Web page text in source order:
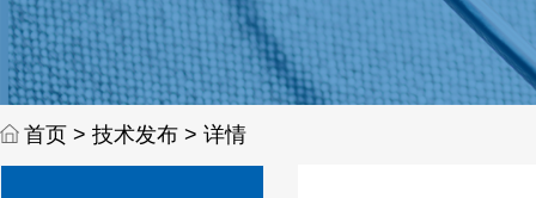
首页 > 技术发布 > 详情